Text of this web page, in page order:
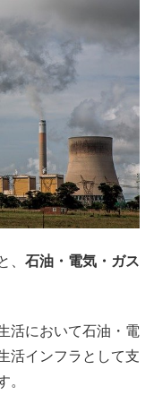
、 石油・電気・ガス
活において石油・電
活インフラとして支
。